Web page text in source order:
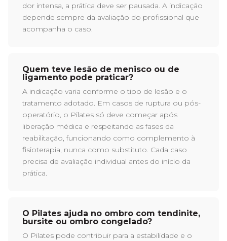
dor intensa, a prática deve ser pausada. A indicação
depende sempre da avaliação do profissional que
acompanha o caso.
Quem teve lesão de menisco ou de
ligamento pode praticar?
A indicação varia conforme o tipo de lesão e o
tratamento adotado. Em casos de ruptura ou pós-
operatório, o Pilates só deve começar após
liberação médica e respeitando as fases da
reabilitação, funcionando como complemento à
fisioterapia, nunca como substituto. Cada caso
precisa de avaliação individual antes do início da
prática.
O Pilates ajuda no ombro com tendinite,
bursite ou ombro congelado?
O Pilates pode contribuir para a estabilidade e o